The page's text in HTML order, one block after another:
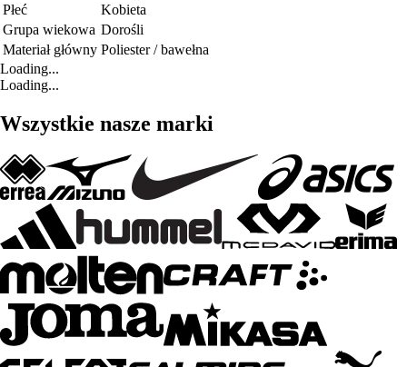
Płeć
Kobieta
Grupa wiekowa Dorośli
Materiał główny Poliester / bawełna
Loading...
Loading...
Wszystkie nasze marki